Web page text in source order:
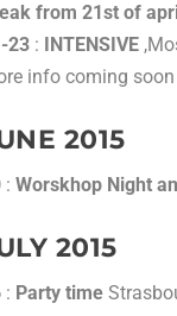
from 21st of
23 : INTENSIVE
info coming soon
2015
:Worskhop Night
2015
: Party time